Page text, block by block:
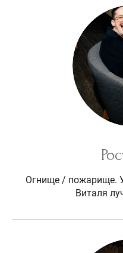
Огнище / пожарище.
Виталя